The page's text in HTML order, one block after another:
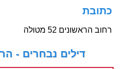
כתובת
רחוב הראשונים 52 מטולה
דילים נבחרים -